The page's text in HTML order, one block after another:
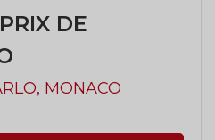
DE
MONACO